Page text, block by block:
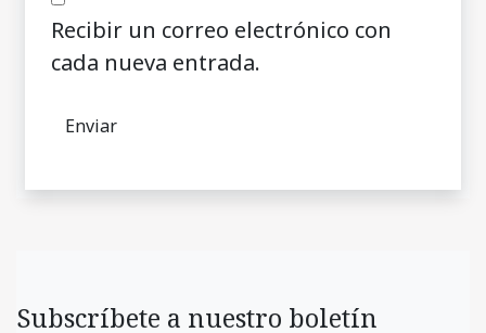
Recibir un correo electrónico con
cada nueva entrada.
Subscríbete a nuestro boletín